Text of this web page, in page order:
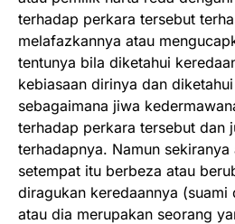
terhadap perkara tersebut
melafazkannya atau
tentunya bila diketahui
kebiasaan dirinya dan
sebagaimana jiwa
terhadap perkara tersebut dan
terhadapnya. Namun
setempat itu berbeza atau
diragukan keredaannya (suami
atau dia merupakan seorang